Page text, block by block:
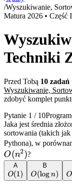
/Wyszukiwanie,
Matura 2026 • Część
Techniki
Przed Tobą 10 zadań
Wyszukiwanie,
zdobyć komplet
Pytanie 1 / 10
Jaka jest średnia
sortowania (takich
Pythona), w
O(n2)?
A
O(1)
O(1)
B
O(\log
n)
O(logn) O